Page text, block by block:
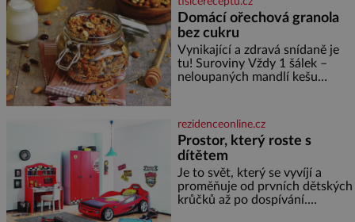
i českého fotbalu v regionech.
Partner
Domácí ořechová granola
bez cukru
Vynikající a zdravá snídaně je
tu! Suroviny Vždy 1 šálek –
neloupaných mandlí kešu
semínek dýně rozinek 3 šálky
ovesných vloček 1 lžíce mlet
rezidenceonline.cz
Prostor, který roste s
dítětem
Je to svět, který se vyvíjí a
proměňuje od prvních dětských
krůčků až po dospívání.